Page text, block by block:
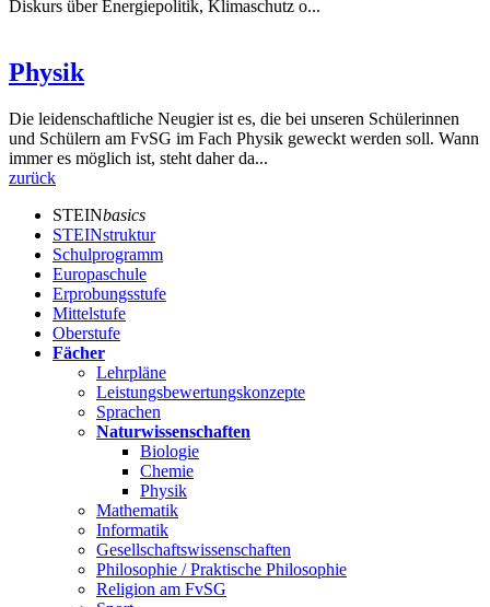
Diskurs über Energiepolitik, Klimaschutz o...
Physik
Die leidenschaftliche Neugier ist es, die bei unseren Schülerinnen
und Schülern am FvSG im Fach Physik geweckt werden soll. Wann
immer es möglich ist, steht daher da...
zurück
STEINbasics
STEINstruktur
Schulprogramm
Europaschule
Erprobungsstufe
Mittelstufe
Oberstufe
Fächer
Lehrpläne
Leistungsbewertungskonzepte
Sprachen
Naturwissenschaften
Biologie
Chemie
Physik
Mathematik
Informatik
Gesellschaftswissenschaften
Philosophie / Praktische Philosophie
Religion am FvSG